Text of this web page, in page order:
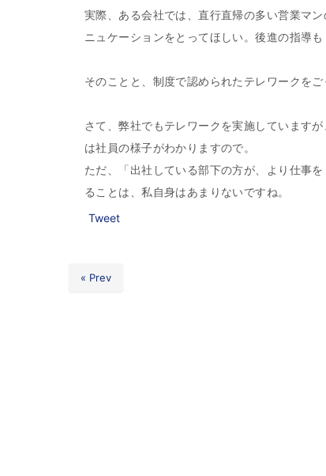
実際、ある会社では、直行直帰の多い営業マ
ニュケーションをとってほしい。後進の指導
そのことと、制度で認められたテレワークを
さて、弊社でもテレワークを実施しています
は社員の様子がわかりますので。
ただ、「出社している部下の方が、より仕事
ることは、私自身はあまりないですね。
Tweet
« Prev